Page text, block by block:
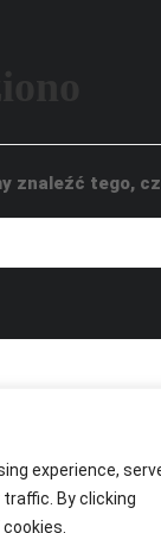
experience,
By clicking
znaleźć tego,